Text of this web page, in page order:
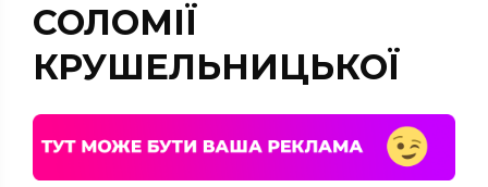
СОЛОМІЇ
КРУШЕЛЬНИЦЬКОЇ